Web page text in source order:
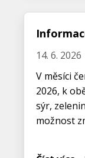
14. 6. 2026
V měsíci
2026, k
sýr,
možnost